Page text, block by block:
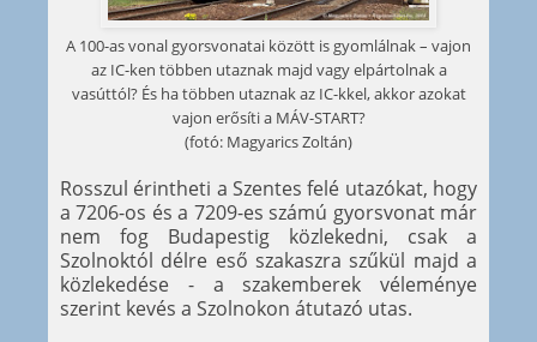
A 100-as vonal gyorsvonatai között is gyomlálnak – vajon
az IC-ken többen utaznak majd vagy elpártolnak a
vasúttól? És ha többen utaznak az IC-kkel, akkor azokat
vajon erősíti a MÁV-START?
(fotó: Magyarics Zoltán)
Rosszul érintheti a Szentes felé utazókat, hogy
a 7206-os és a 7209-es számú gyorsvonat már
nem fog Budapestig közlekedni, csak a
Szolnoktól délre eső szakaszra szűkül majd a
közlekedése - a szakemberek véleménye
szerint kevés a Szolnokon átutazó utas.